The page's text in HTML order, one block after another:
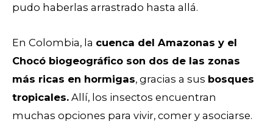
pudo haberlas arrastrado hasta allá.
En Colombia, la cuenca del Amazonas y el
Chocó biogeográfico son dos de las zonas
más ricas en hormigas, gracias a sus bosques
tropicales. Allí, los insectos encuentran
muchas opciones para vivir, comer y asociarse.